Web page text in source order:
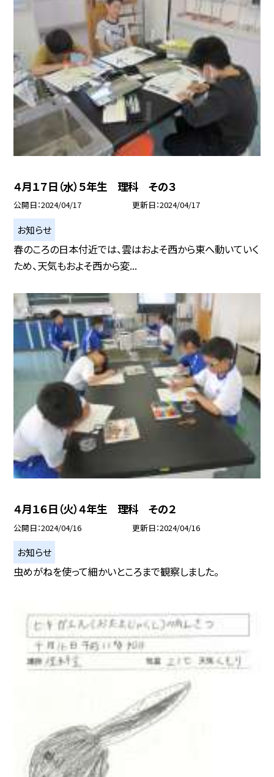
４月１７日（水）５年生 理科 その３
公開日 2024/04/17 更新日 2024/04/17
お知らせ
春のころの日本付近では、雲はおよそ西から東へ動いていく
ため、天気もおよそ西から変...
４月１６日（火）４年生 理科 その２
公開日 2024/04/16 更新日 2024/04/16
お知らせ
虫めがねを使って細かいところまで観察しました。